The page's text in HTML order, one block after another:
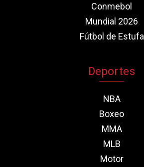
Conmebol
Mundial 2026
Fútbol de Estufa
Deportes
NBA
Boxeo
MMA
MLB
Motor